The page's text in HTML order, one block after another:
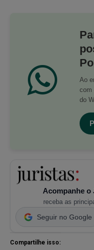
Ao
com
do
Acompanhe o
receba as
Seguir no Google
Compartilhe isso: